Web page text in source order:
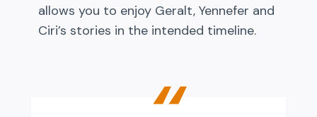
allows you to enjoy Geralt, Yennefer and
Ciri’s stories in the intended timeline.